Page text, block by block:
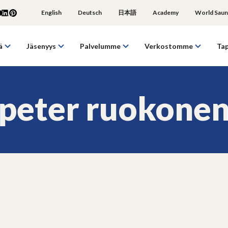
English Deutsch 日本語 Academy World
Jäsenyys Palvelumme Verkostomme
peter